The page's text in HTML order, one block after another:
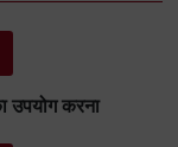
उपयोग करना